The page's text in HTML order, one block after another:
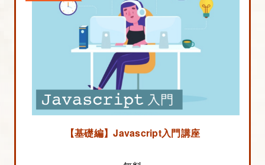
【基礎編】Javascript入門講座